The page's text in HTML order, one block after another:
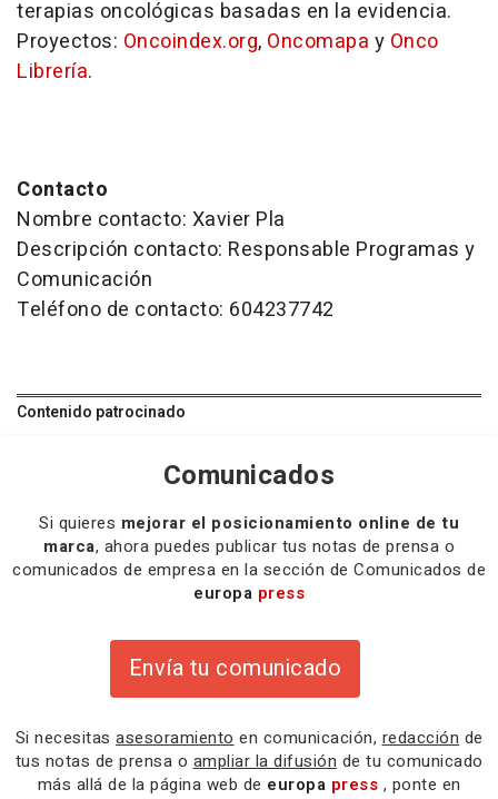
terapias oncológicas basadas en la evidencia.
Proyectos: Oncoindex.org, Oncomapa y Onco
Librería.
Contacto
Nombre contacto: Xavier Pla
Descripción contacto: Responsable Programas y
Comunicación
Teléfono de contacto: 604237742
Contenido patrocinado
Comunicados
Si quieres mejorar el posicionamiento online de tu
marca, ahora puedes publicar tus notas de prensa o
comunicados de empresa en la sección de Comunicados de
europa press
Envía tu comunicado
Si necesitas asesoramiento en comunicación, redacción de
tus notas de prensa o ampliar la difusión de tu comunicado
más allá de la página web de europa press , ponte en